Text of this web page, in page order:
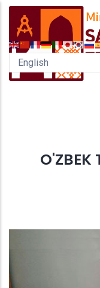
Skip
main
content
O'ZBEK